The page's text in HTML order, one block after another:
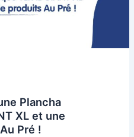
Plancha
XL et une
Pré !